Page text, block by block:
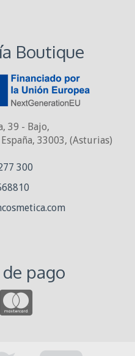
Boutique
39 - Bajo,
, 33003, (Asturias)
300
pago